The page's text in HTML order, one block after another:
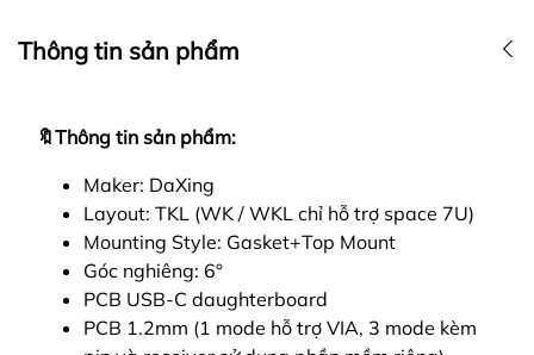
Thông tin sản phẩm
🔖Thông tin sản phẩm:
Maker: DaXing
Layout: TKL (WK / WKL chỉ hỗ trợ space 7U)
Mounting Style: Gasket+Top Mount
Góc nghiêng: 6°
PCB USB-C daughterboard
PCB 1.2mm (1 mode hỗ trợ VIA, 3 mode kèm